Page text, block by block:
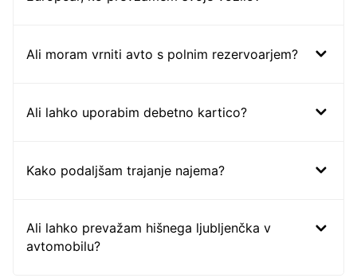
Ali moram vrniti avto s polnim rezervoarjem?
Ali lahko uporabim debetno kartico?
Kako podaljšam trajanje najema?
Ali lahko prevažam hišnega ljubljenčka v
avtomobilu?